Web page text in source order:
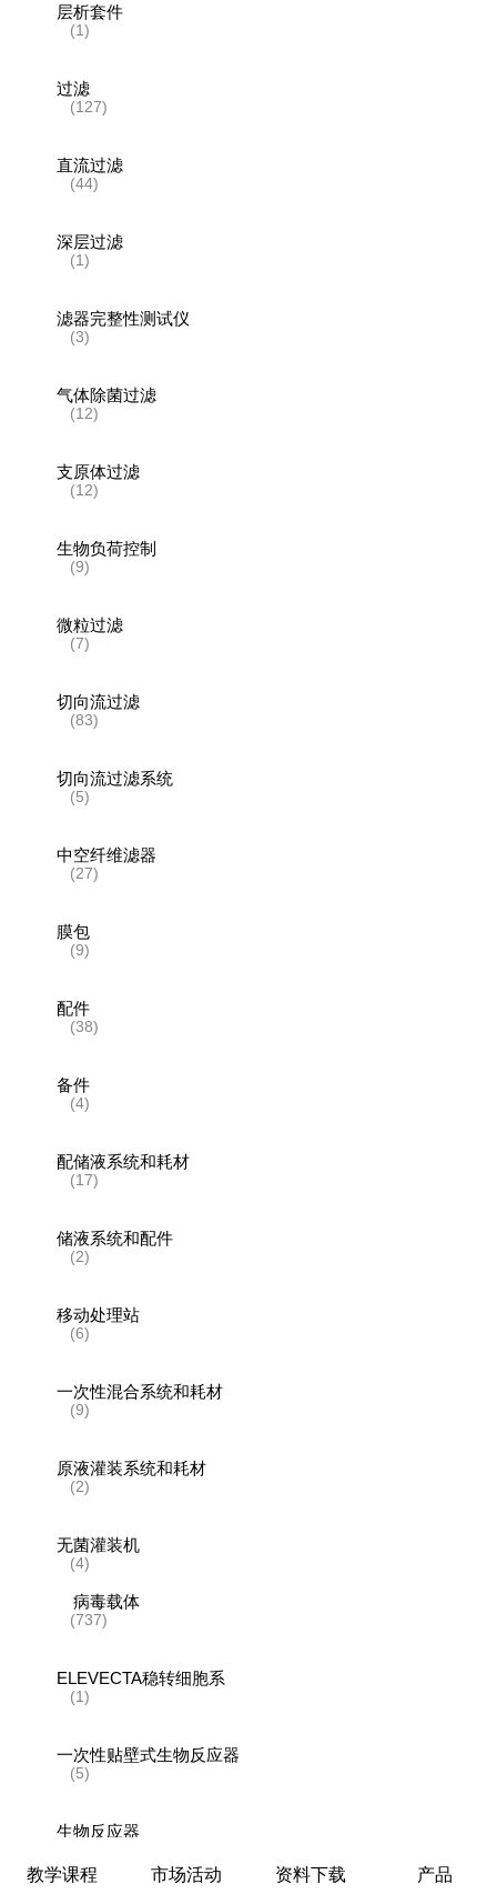
层析套件
(1)
过滤
(127)
直流过滤
(44)
深层过滤
(1)
滤器完整性测试仪
(3)
气体除菌过滤
(12)
支原体过滤
(12)
生物负荷控制
(9)
微粒过滤
(7)
切向流过滤
(83)
切向流过滤系统
(5)
中空纤维滤器
(27)
膜包
(9)
配件
(38)
备件
(4)
配储液系统和耗材
(17)
储液系统和配件
(2)
移动处理站
(6)
一次性混合系统和耗材
(9)
原液灌装系统和耗材
(2)
无菌灌装机
(4)
病毒载体
(737)
ELEVECTA稳转细胞系
(1)
一次性贴壁式生物反应器
(5)
生物反应器
教学课程 市场活动 资料下载 产品